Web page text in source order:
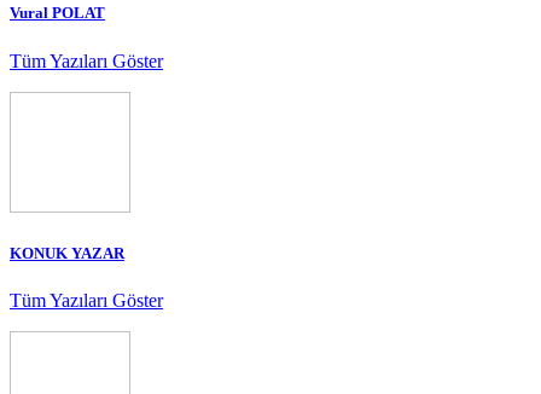
Vural POLAT
Tüm Yazıları Göster
KONUK YAZAR
Tüm Yazıları Göster